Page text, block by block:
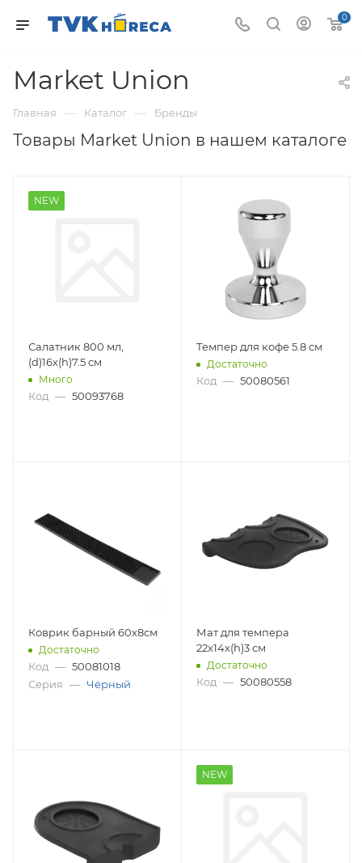
0
Market Union
Главная — Каталог — Бренды
Товары Market Union в нашем каталоге
NEW
Салатник 800 мл,
(d)16х(h)7.5 см
Много
Код — 50093768
Темпер для кофе 5.8 см
Достаточно
Код — 50080561
Коврик барный 60х8см
Достаточно
Код — 50081018
Серия — Чёрный
Мат для темпера
22x14x(h)3 см
Достаточно
Код — 50080558
NEW